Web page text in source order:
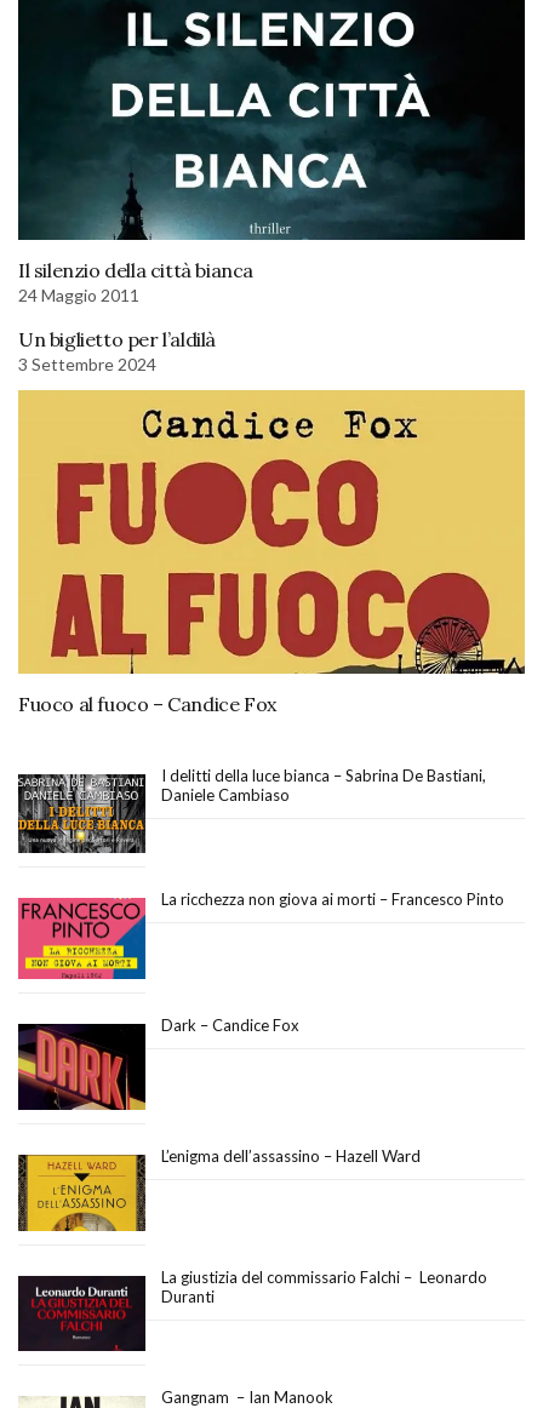
Il silenzio della città bianca
24 Maggio 2011
Un biglietto per l’aldilà
3 Settembre 2024
Fuoco al fuoco – Candice Fox
I delitti della luce bianca – Sabrina De Bastiani,
Daniele Cambiaso
La ricchezza non giova ai morti – Francesco Pinto
Dark – Candice Fox
L’enigma dell’assassino – Hazell Ward
La giustizia del commissario Falchi – Leonardo
Duranti
Gangnam – Ian Manook